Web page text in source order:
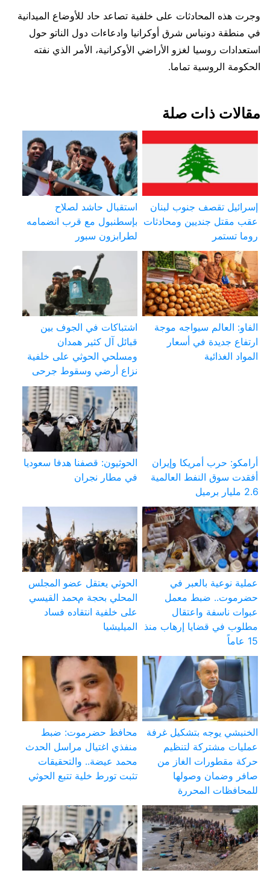
وجرت هذه المحادثات على خلفية تصاعد حاد للأوضاع الميدانية
في منطقة دونباس شرق أوكرانيا وادعاءات دول الناتو حول
استعدادات روسيا لغزو الأراضي الأوكرانية، الأمر الذي نفته
الحكومة الروسية تماما.
مقالات ذات صلة
إسرائيل تقصف جنوب لبنان
عقب مقتل جنديين ومحادثات
روما تستمر
استقبال حاشد لصلاح
بإسطنبول مع قرب انضمامه
لطرابزون سبور
الفاو: العالم سيواجه موجة
ارتفاع جديدة في أسعار
المواد الغذائية
اشتباكات في الجوف بين
قبائل آل كثير همدان
ومسلحي الحوثي على خلفية
نزاع أرضي وسقوط جرحى
أرامكو: حرب أمريكا وإيران
أفقدت سوق النفط العالمية
2.6 مليار برميل
الحوثيون: قصفنا هدفا سعوديا
في مطار نجران
عملية نوعية بالعبر في
حضرموت.. ضبط معمل
عبوات ناسفة واعتقال
مطلوب في قضايا إرهاب منذ
15 عاماً
الحوثي يعتقل عضو المجلس
المحلي بحجة محمد القيسي
على خلفية انتقاده فساد
الميليشيا
الخنبشي يوجه بتشكيل غرفة
عمليات مشتركة لتنظيم
حركة مقطورات الغاز من
صافر وضمان وصولها
للمحافظات المحررة
محافظ حضرموت: ضبط
منفذي اغتيال مراسل الحدث
محمد عيضة.. والتحقيقات
تثبت تورط خلية تتبع الحوثي